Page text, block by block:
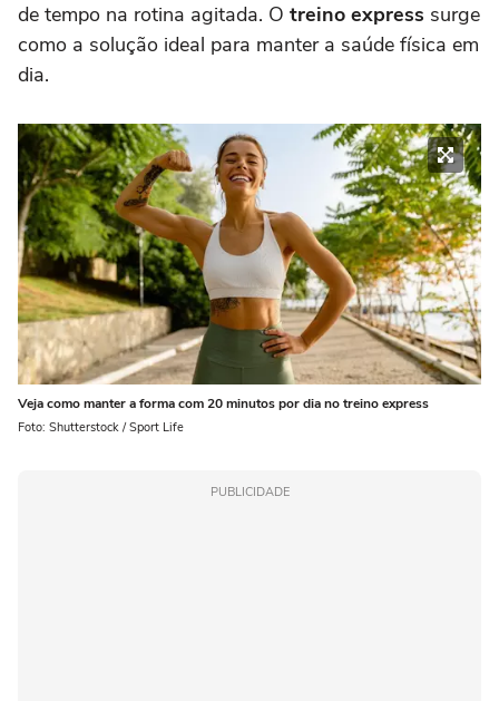
de tempo na rotina agitada. O treino express surge
como a solução ideal para manter a saúde física em
dia.
Veja como manter a forma com 20 minutos por dia no treino express
Foto: Shutterstock / Sport Life
PUBLICIDADE